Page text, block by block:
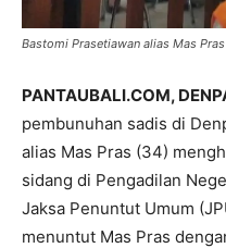
Bastomi Prasetiawan alias Mas
PANTAUBALI.COM,
pembunuhan sadis di
alias Mas Pras (34)
sidang di Pengadilan
Jaksa Penuntut Umum
menuntut Mas Pras